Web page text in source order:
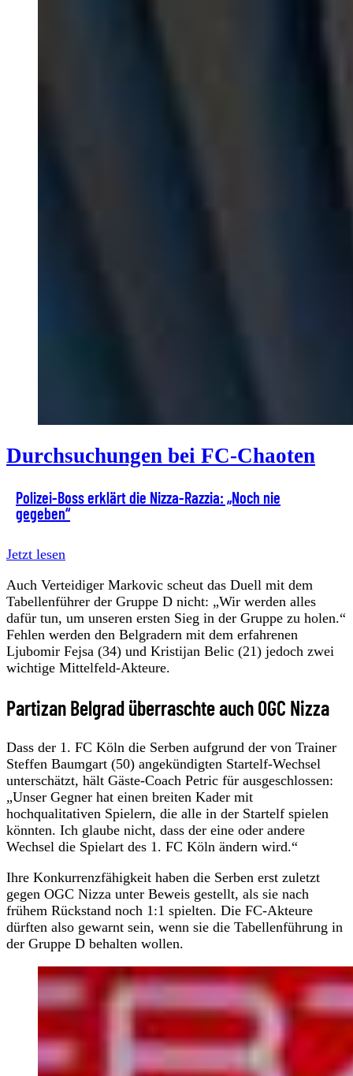
Durchsuchungen bei FC-Chaoten
Polizei-Boss erklärt die Nizza-Razzia: „Noch nie
gegeben“
Jetzt lesen
Auch Verteidiger Markovic scheut das Duell mit dem
Tabellenführer der Gruppe D nicht: „Wir werden alles
dafür tun, um unseren ersten Sieg in der Gruppe zu holen.“
Fehlen werden den Belgradern mit dem erfahrenen
Ljubomir Fejsa (34) und Kristijan Belic (21) jedoch zwei
wichtige Mittelfeld-Akteure.
Partizan Belgrad überraschte auch OGC Nizza
Dass der 1. FC Köln die Serben aufgrund der von Trainer
Steffen Baumgart (50) angekündigten Startelf-Wechsel
unterschätzt, hält Gäste-Coach Petric für ausgeschlossen:
„Unser Gegner hat einen breiten Kader mit
hochqualitativen Spielern, die alle in der Startelf spielen
könnten. Ich glaube nicht, dass der eine oder andere
Wechsel die Spielart des 1. FC Köln ändern wird.“
Ihre Konkurrenzfähigkeit haben die Serben erst zuletzt
gegen OGC Nizza unter Beweis gestellt, als sie nach
frühem Rückstand noch 1:1 spielten. Die FC-Akteure
dürften also gewarnt sein, wenn sie die Tabellenführung in
der Gruppe D behalten wollen.